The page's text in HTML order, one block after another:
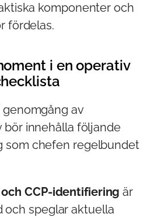
komponenter och
fördelas.
i en operativ
av
bör innehålla följande
som chefen regelbundet
och CCP-identifiering är
och speglar aktuella